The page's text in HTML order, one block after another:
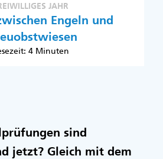
JAHR
Engeln und
4 Minuten
sind
jetzt? Gleich mit dem